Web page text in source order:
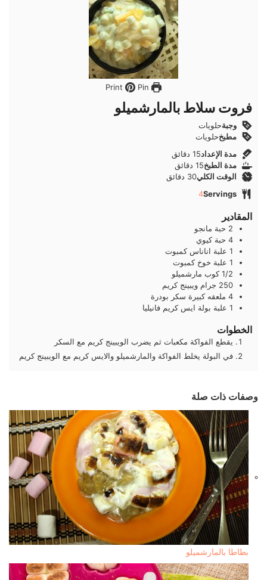
Pin
فروت سلاط بالمارشميلو
وجبةحلويات
مطبخحلويات
مدة الإعداد15دقائق
دقائق
مدة الطبخ15دقائق
دقائق
الوقت الكلي30 دقائق
دقائق
Servings
4
المقادير
2 حبة مانجو
4 حبة كيوي
1 علبة اناناس كمبوت
1 علبة خوخ كمبوت
1/2 كوب مارشميلو
250 جرام ويبينج كريم
4 ملعقه كبيرة سكر بودرة
1 علبة بولة ايس كريم فانيليا
الخطوات
يقطع الفواكة مكعبات ثم يضرب الويبينج كريم مع السكر
في البولة يخلط الفواكة والمارشميلو والايس كريم مع الويبينج كريم
وصفات ذات صلة
بطاطا بالمارشميلو